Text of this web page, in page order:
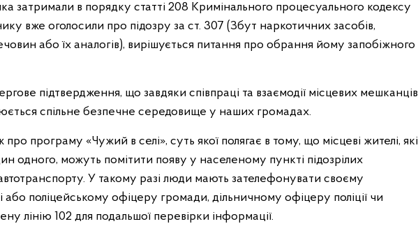
затримали в порядку статті 208 Кримінального процесуального кодексу
вже оголосили про підозру за ст. 307 (Збут наркотичних засобів,
або їх аналогів), вирішується питання про обрання йому запобіжного
підтвердження, що завдяки співпраці та взаємодії місцевих мешканців
спільне безпечне середовище у наших громадах.
програму «Чужий в селі», суть якої полягає в тому, що місцеві жителі, які
одного, можуть помітити появу у населеному пункті підозрілих
У такому разі люди мають зателефонувати своєму
або поліцейському офіцеру громади, дільничному офіцеру поліції чи
лінію 102 для подальшої перевірки інформації.